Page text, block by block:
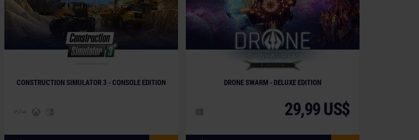
© [Translate to Spanish (Spain):]
CONSTRUCTION SIMULATOR 3 - CONSOLE EDITION DRONE SWARM - DELUXE EDITION
29,99 US$